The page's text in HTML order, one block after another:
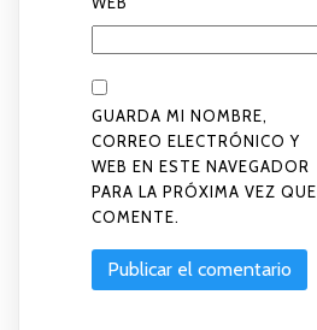
GUARDA MI NOMBRE,
CORREO ELECTRÓNICO Y
WEB EN ESTE NAVEGADOR
PARA LA PRÓXIMA VEZ QUE
COMENTE.